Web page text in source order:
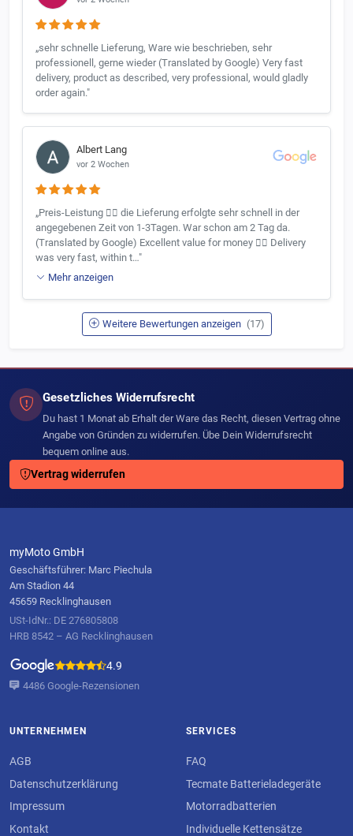
„sehr schnelle Lieferung, Ware wie beschrieben, sehr
professionell, gerne wieder (Translated by Google) Very fast
delivery, product as described, very professional, would gladly
order again."
Albert Lang
vor 2 Wochen
„Preis-Leistung 👍🏻 die Lieferung erfolgte sehr schnell in der
angegebenen Zeit von 1-3Tagen. War schon am 2 Tag da.
(Translated by Google) Excellent value for money 👍🏻 Delivery
was very fast, within t…"
Mehr anzeigen
Weitere Bewertungen anzeigen (17)
Gesetzliches Widerrufsrecht
Du hast 1 Monat ab Erhalt der Ware das Recht, diesen Vertrag ohne
Angabe von Gründen zu widerrufen. Übe Dein Widerrufsrecht
bequem online aus.
Vertrag widerrufen
myMoto GmbH
Geschäftsführer: Marc Piechula
Am Stadion 44
45659 Recklinghausen
USt-IdNr.: DE 276805808
HRB 8542 – AG Recklinghausen
4.9
4486 Google-Rezensionen
UNTERNEHMEN
AGB
Datenschutzerklärung
Impressum
Kontakt
SERVICES
FAQ
Tecmate Batterieladegeräte
Motorradbatterien
Individuelle Kettensätze